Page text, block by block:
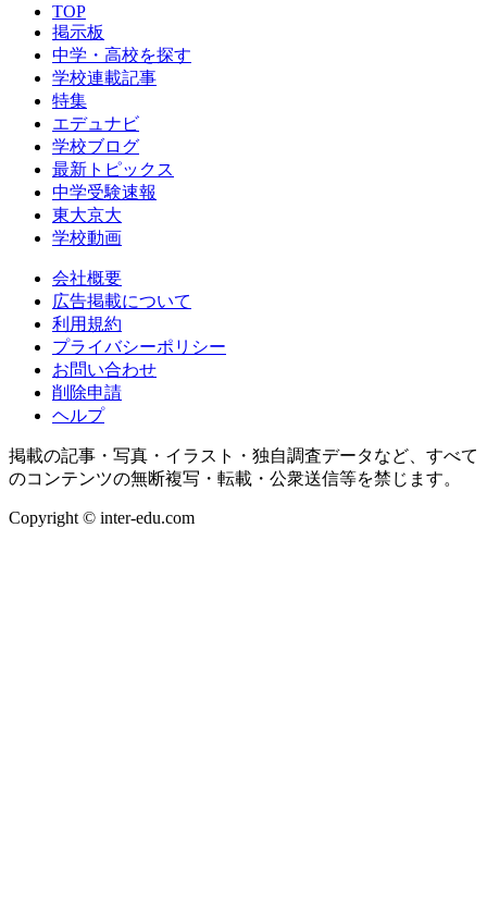
TOP
掲示板
中学・高校を探す
学校連載記事
特集
エデュナビ
学校ブログ
最新トピックス
中学受験速報
東大京大
学校動画
会社概要
広告掲載について
利用規約
プライバシーポリシー
お問い合わせ
削除申請
ヘルプ
掲載の記事・写真・イラスト・独自調査データなど、すべて
のコンテンツの無断複写・転載・公衆送信等を禁じます。
Copyright © inter-edu.com